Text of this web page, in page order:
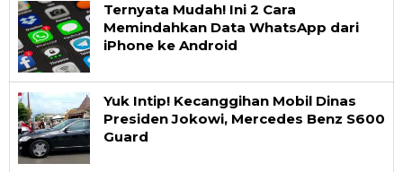
Ternyata Mudah! Ini 2 Cara
Memindahkan Data WhatsApp dari
iPhone ke Android
Yuk Intip! Kecanggihan Mobil Dinas
Presiden Jokowi, Mercedes Benz S600
Guard